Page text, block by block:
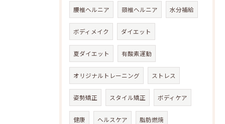
腰椎ヘルニア 頸椎ヘルニア 水分補給
ボディメイク ダイエット
夏ダイエット 有酸素運動
オリジナルトレーニング ストレス
姿勢矯正 スタイル矯正 ボディケア
健康 ヘルスケア 脂肪燃焼